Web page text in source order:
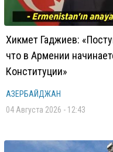
Хикмет Гаджиев:
что в Армении
Конституции»
АЗЕРБАЙДЖАН
04 Августа 2026 - 12:43